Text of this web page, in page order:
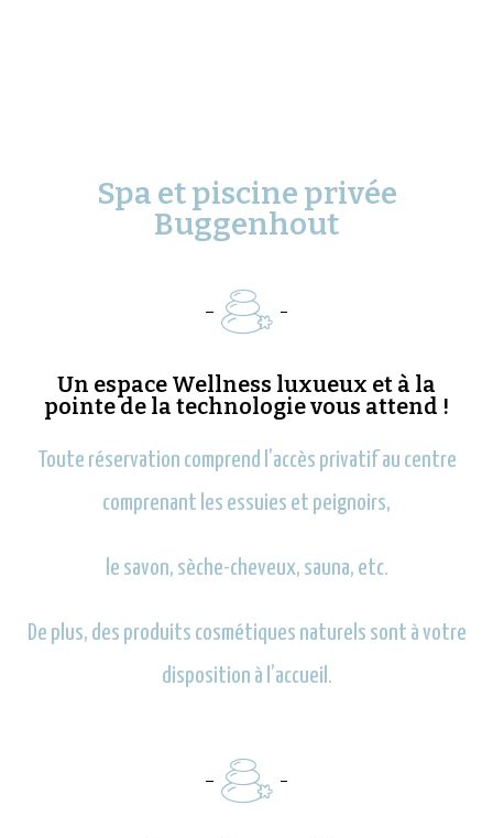
Spa et piscine privée
Buggenhout
Un espace Wellness luxueux et à la
pointe de la technologie vous attend !
Toute réservation comprend l’accès privatif au centre
comprenant les essuies et peignoirs,
le savon, sèche-cheveux, sauna, etc.
De plus, des produits cosmétiques naturels sont à votre
disposition à l’accueil.